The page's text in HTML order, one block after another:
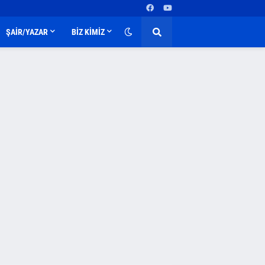
ŞAİR/YAZAR BİZ KİMİZ